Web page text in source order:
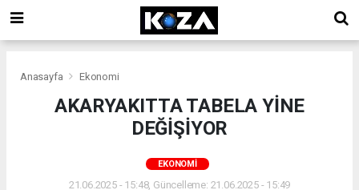
Anasayfa Ekonomi
AKARYAKITTA TABELA YİNE
DEĞİŞİYOR
EKONOMI
21.06.2025 - 15:48, Güncelleme: 21.06.2025 - 15:49